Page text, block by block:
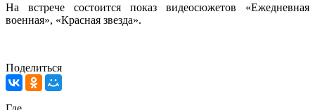
На встрече состоится показ видеосюжетов «Ежедневная
военная», «Красная звезда».
Поделиться